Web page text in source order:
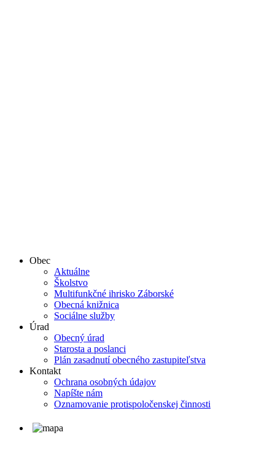
Obec
Aktuálne
Školstvo
Multifunkčné ihrisko Záborské
Obecná knižnica
Sociálne služby
Úrad
Obecný úrad
Starosta a poslanci
Plán zasadnutí obecného zastupiteľstva
Kontakt
Ochrana osobných údajov
Napíšte nám
Oznamovanie protispoločenskej činnosti